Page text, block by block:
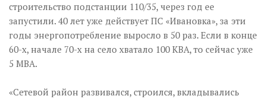
строительство подстанции 110/35, через год ее
запустили. 40 лет уже действует ПС «Ивановка», за эти
годы энергопотребление выросло в 50 раз. Если в конце
60-х, начале 70-х на село хватало 100 КВА, то сейчас уже
5 МВА.
«Сетевой район развивался, строился, вкладывались